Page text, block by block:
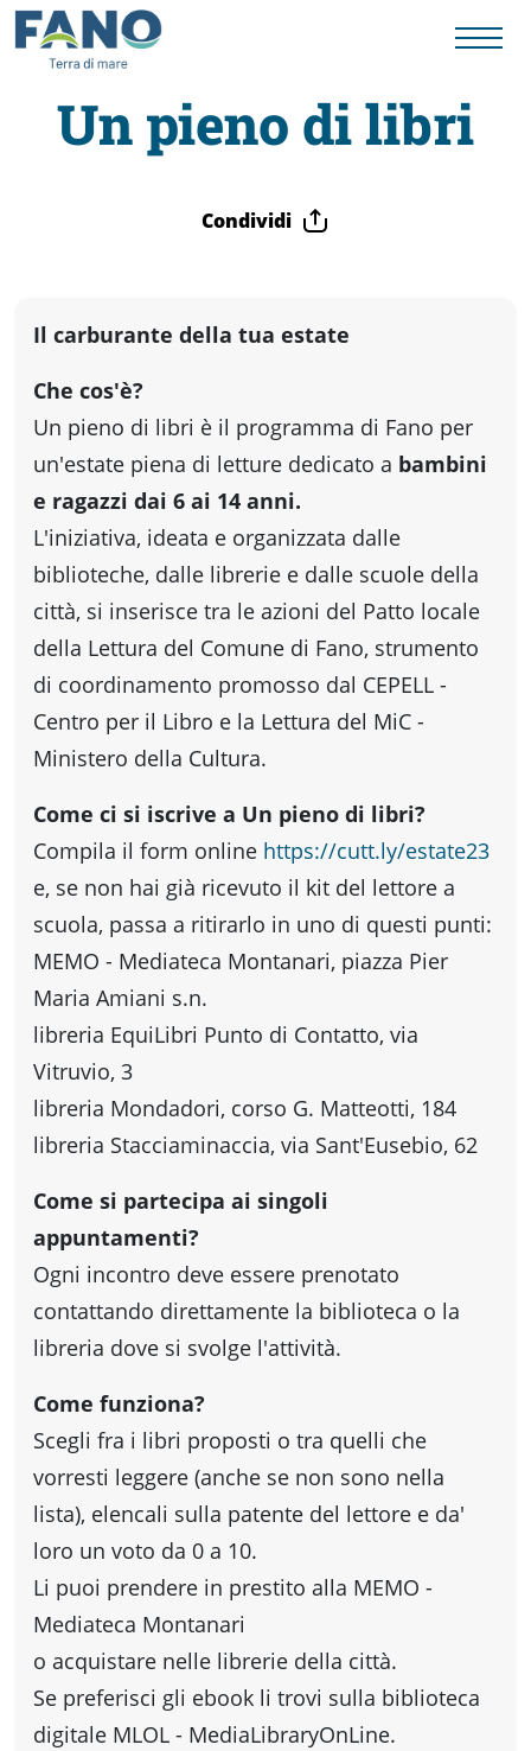
Card
Cose
da
fare
Percorsi
storici
Enogastronomia
Informazioni
Guide
Fano
Accessibili
Un pieno di libri
Condividi
Il carburante della tua estate
Che cos'è?
Un pieno di libri è il programma di Fano per
un'estate piena di letture dedicato a bambini
e ragazzi dai 6 ai 14 anni.
L'iniziativa, ideata e organizzata dalle
biblioteche, dalle librerie e dalle scuole della
città, si inserisce tra le azioni del Patto locale
della Lettura del Comune di Fano, strumento
di coordinamento promosso dal CEPELL -
Centro per il Libro e la Lettura del MiC -
Ministero della Cultura.
Come ci si iscrive a Un pieno di libri?
Compila il form online https://cutt.ly/estate23
e, se non hai già ricevuto il kit del lettore a
scuola, passa a ritirarlo in uno di questi punti:
MEMO - Mediateca Montanari, piazza Pier
Maria Amiani s.n.
libreria EquiLibri Punto di Contatto, via
Vitruvio, 3
libreria Mondadori, corso G. Matteotti, 184
libreria Stacciaminaccia, via Sant'Eusebio, 62
Come si partecipa ai singoli
appuntamenti?
Ogni incontro deve essere prenotato
contattando direttamente la biblioteca o la
libreria dove si svolge l'attività.
Come funziona?
Scegli fra i libri proposti o tra quelli che
vorresti leggere (anche se non sono nella
lista), elencali sulla patente del lettore e da'
loro un voto da 0 a 10.
Li puoi prendere in prestito alla MEMO -
Mediateca Montanari
o acquistare nelle librerie della città.
Se preferisci gli ebook li trovi sulla biblioteca
digitale MLOL - MediaLibraryOnLine.